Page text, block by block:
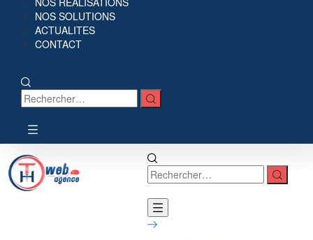
NOS SOLUTIONS
ACTUALITES
CONTACT